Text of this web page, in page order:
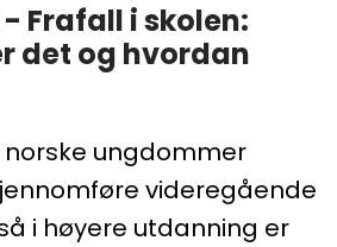
Frafall i skolen:
det og hvordan
norske ungdommer
videregående
i høyere utdanning er